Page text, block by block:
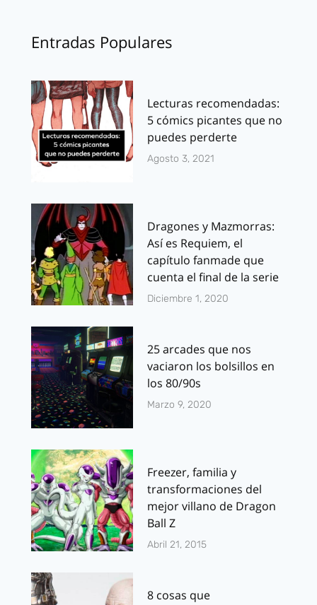
Entradas Populares
Lecturas recomendadas:
5 cómics picantes que no
puedes perderte
Agosto 3, 2021
Dragones y Mazmorras:
Así es Requiem, el
capítulo fanmade que
cuenta el final de la serie
Diciembre 1, 2020
25 arcades que nos
vaciaron los bolsillos en
los 80/90s
Marzo 9, 2020
Freezer, familia y
transformaciones del
mejor villano de Dragon
Ball Z
Abril 21, 2015
8 cosas que